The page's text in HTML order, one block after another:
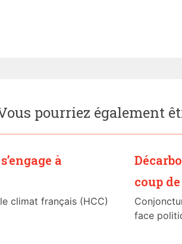
pourriez également
à
climat français (HCC)
coup
face